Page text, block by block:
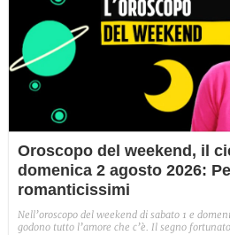
Oroscopo del weekend, il
domenica 2 agosto 2026:
romanticissimi
Nell’oroscopo del weekend di sabato 1 e
godono tutto l’amore che c’è. Il segno